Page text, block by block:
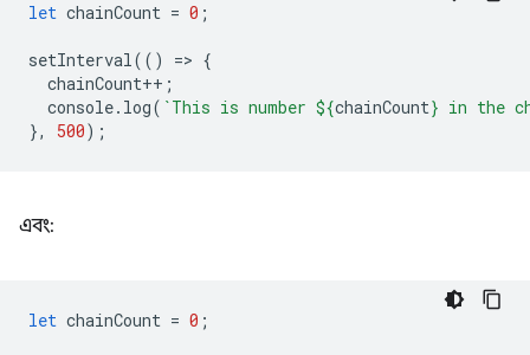
let chainCount = 0 ;
setInterval(() => {
chainCount++ ;
console. log( `This is number ${chainCount} in the
},
500);
এবং:
let chainCount = 0 ;